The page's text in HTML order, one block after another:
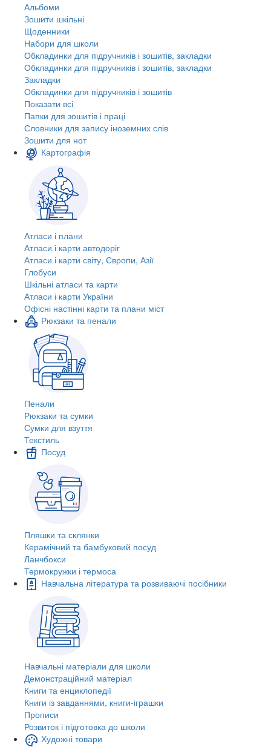
Альбоми
Зошити шкільні
Щоденники
Набори для школи
Обкладинки для підручників і зошитів, закладки
Обкладинки для підручників і зошитів, закладки
Закладки
Обкладинки для підручників і зошитів
Показати всі
Папки для зошитів і праці
Словники для запису іноземних слів
Зошити для нот
Картографія
Атласи і плани
Атласи і карти автодоріг
Атласи і карти світу, Європи, Азії
Глобуси
Шкільні атласи та карти
Атласи і карти України
Офісні настінні карти та плани міст
Рюкзаки та пенали
Пенали
Рюкзаки та сумки
Сумки для взуття
Текстиль
Посуд
Пляшки та склянки
Керамічний та бамбуковий посуд
Ланчбокси
Термокружки і термоса
Навчальна література та розвиваючі посібники
Навчальні матеріали для школи
Демонстраційний матеріал
Книги та енциклопедії
Книги із завданнями, книги-іграшки
Прописи
Розвиток і підготовка до школи
Художні товари